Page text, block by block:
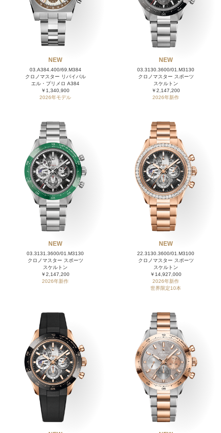
NEW
03.A384.400/69.M384
クロノマスター リバイバル
エル・プリメロ A384
￥1,340,900
2026年モデル
NEW
03.3130.3600/01.M3130
クロノマスター スポーツ
スケルトン
￥2,147,200
2026年新作
NEW
03.3131.3600/01.M3130
クロノマスター スポーツ
スケルトン
￥2,147,200
2026年新作
NEW
22.3130.3600/01.M3100
クロノマスター スポーツ
スケルトン
￥14,927,000
2026年新作
世界限定10本